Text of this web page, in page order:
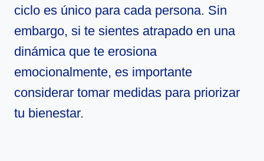
ciclo es único para cada persona. Sin
embargo, si te sientes atrapado en una
dinámica que te erosiona
emocionalmente, es importante
considerar tomar medidas para priorizar
tu bienestar.